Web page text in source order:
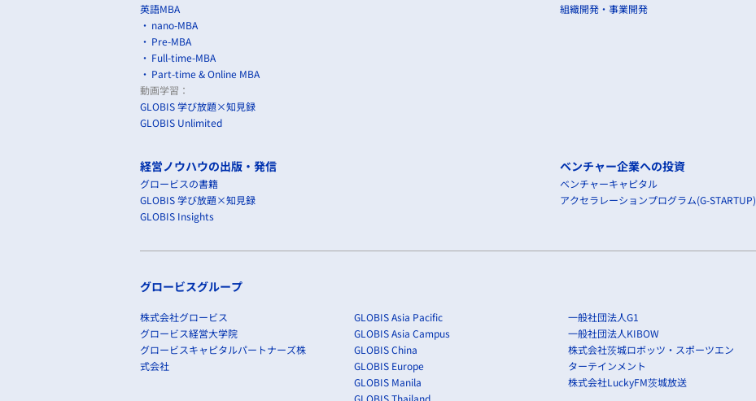
英語MBA
nano-MBA
Pre-MBA
Full-time-MBA
Part-time & Online MBA
動画学習：
GLOBIS 学び放題×知見録
GLOBIS Unlimited
組織開発・事業開発
経営ノウハウの出版・発信
グロービスの書籍
GLOBIS 学び放題×知見録
GLOBIS Insights
ベンチャー企業への投資
ベンチャーキャピタル
アクセラレーションプログラム(G-STARTUP)
グロービスグループ
株式会社グロービス
グロービス経営大学院
グロービスキャピタルパートナーズ株
式会社
GLOBIS Asia Pacific
GLOBIS Asia Campus
GLOBIS China
GLOBIS Europe
GLOBIS Manila
GLOBIS Thailand
一般社団法人G1
一般社団法人KIBOW
株式会社茨城ロボッツ・スポーツエン
ターテインメント
株式会社LuckyFM茨城放送